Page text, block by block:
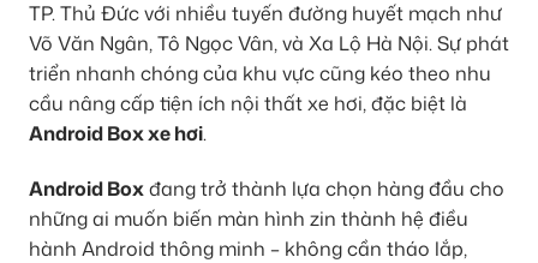
TP. Thủ Đức với nhiều tuyến đường huyết mạch như
Võ Văn Ngân, Tô Ngọc Vân, và Xa Lộ Hà Nội. Sự phát
triển nhanh chóng của khu vực cũng kéo theo nhu
cầu nâng cấp tiện ích nội thất xe hơi, đặc biệt là
Android Box xe hơi.
Android Boxđang trở thành lựa chọn hàng đầu cho
những ai muốn biến màn hình zin thành hệ điều
hành Android thông minh – không cần tháo lắp,